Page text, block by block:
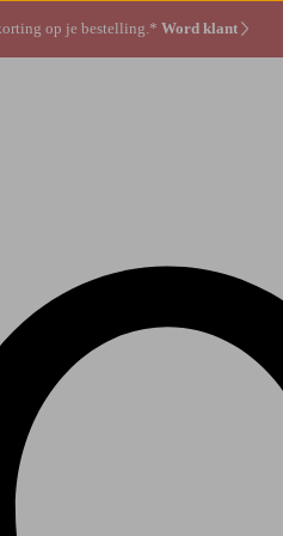
op je bestelling.* Word klant